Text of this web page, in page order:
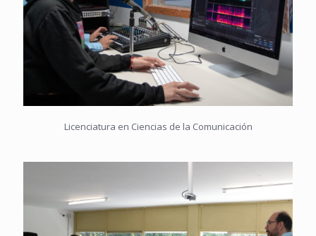
Licenciatura en Ciencias de la Comunicación